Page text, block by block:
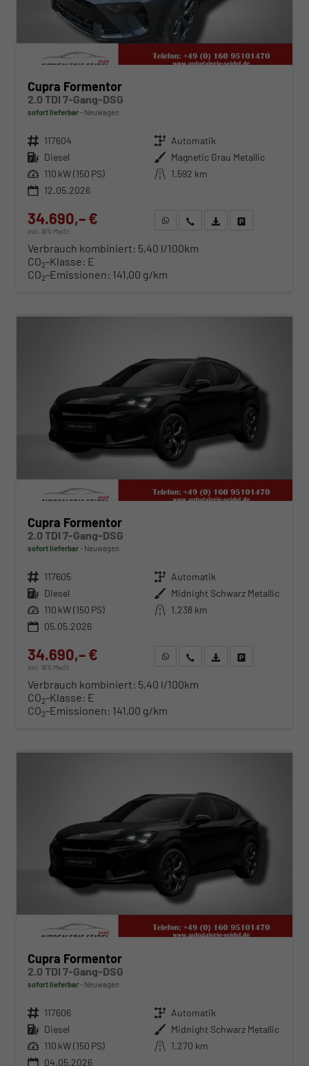
Cupra Formentor
2.0 TDI 7-Gang-DSG
sofort lieferbar Neuwagen
Fahrzeugnr. 117604 Getriebe Automatik
Kraftstoff Diesel Außenfarbe Magnetic Grau Metallic
Leistung 110 kW (150 PS) Kilometerstand 1.592 km
12.05.2026
34.690,– €
incl. 19% MwSt.
WhatsApp anfragen
Wir rufen Sie anFahrzeugexposé (PDF)
Verbrauch kombiniert: 5,40 l/100km
CO2-Klasse: E
CO2-Emissionen: 141,00 g/km
Cupra Formentor
2.0 TDI 7-Gang-DSG
sofort lieferbar Neuwagen
Fahrzeugnr. 117605 Getriebe Automatik
Kraftstoff Diesel Außenfarbe Midnight Schwarz Metallic
Leistung 110 kW (150 PS) Kilometerstand 1.238 km
05.05.2026
34.690,– €
incl. 19% MwSt.
WhatsApp anfragen
Wir rufen Sie anFahrzeugexposé (PDF)
Verbrauch kombiniert: 5,40 l/100km
CO2-Klasse: E
CO2-Emissionen: 141,00 g/km
Cupra Formentor
2.0 TDI 7-Gang-DSG
sofort lieferbar Neuwagen
Fahrzeugnr. 117606 Getriebe Automatik
Kraftstoff Diesel Außenfarbe Midnight Schwarz Metallic
Leistung 110 kW (150 PS) Kilometerstand 1.270 km
04.05.2026